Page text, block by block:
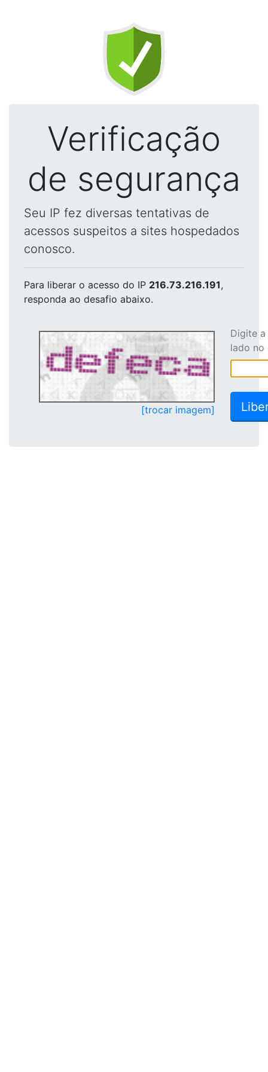
Verificação
de segurança
Seu IP fez diversas tentativas de
acessos suspeitos a sites hospedados
conosco.
Para liberar o acesso do IP 216.73.216.191,
responda ao desafio abaixo.
[trocar imagem]
Digite
lado no